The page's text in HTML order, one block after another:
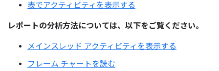
表でアクティビティを表示する
レポートの分析方法については、以下をご覧ください。
メインスレッド アクティビティを表示する
フレーム チャートを読む